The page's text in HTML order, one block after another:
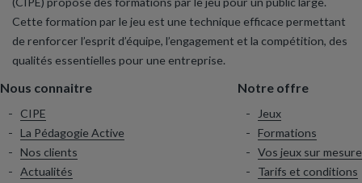
Cette formation par le jeu est une technique efficace permettant
de renforcer l’esprit d’équipe, l’engagement et la compétition, des
qualités essentielles pour une entreprise.
Nous connaitre
CIPE
La Pédagogie Active
Nos clients
Actualités
Notre offre
Jeux
Formations
Vos jeux sur mesure
Tarifs et conditions